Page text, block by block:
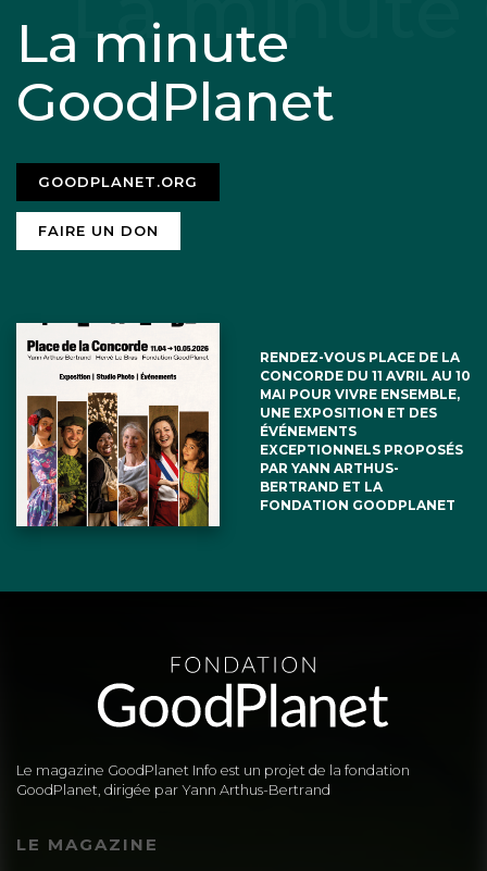
La minute
GoodPlanet
GOODPLANET.ORG
FAIRE UN DON
RENDEZ-VOUS PLACE DE LA
CONCORDE DU 11 AVRIL AU 10
MAI POUR VIVRE ENSEMBLE,
UNE EXPOSITION ET DES
ÉVÉNEMENTS
EXCEPTIONNELS PROPOSÉS
PAR YANN ARTHUS-
BERTRAND ET LA
FONDATION GOODPLANET
Le magazine GoodPlanet Info est un projet de la fondation
GoodPlanet, dirigée par Yann Arthus-Bertrand
LE MAGAZINE